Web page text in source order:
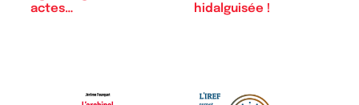
actes…
hidalguisée !